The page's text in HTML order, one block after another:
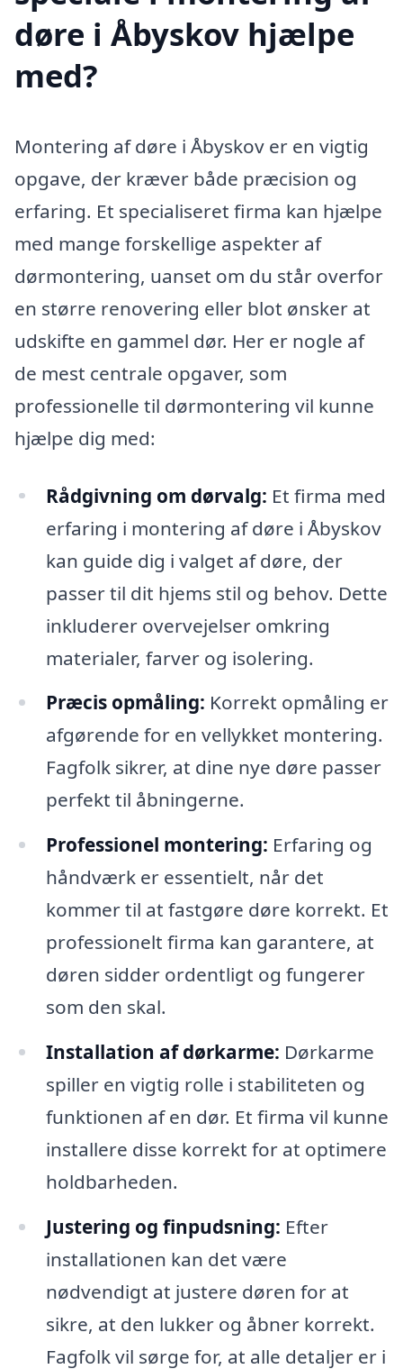
døre i Åbyskov hjælpe
med?
Montering af døre i Åbyskov er en vigtig
opgave, der kræver både præcision og
erfaring. Et specialiseret firma kan hjælpe
med mange forskellige aspekter af
dørmontering, uanset om du står overfor
en større renovering eller blot ønsker at
udskifte en gammel dør. Her er nogle af
de mest centrale opgaver, som
professionelle til dørmontering vil kunne
hjælpe dig med:
Rådgivning om dørvalg: Et firma med
erfaring i montering af døre i Åbyskov
kan guide dig i valget af døre, der
passer til dit hjems stil og behov. Dette
inkluderer overvejelser omkring
materialer, farver og isolering.
Præcis opmåling: Korrekt opmåling er
afgørende for en vellykket montering.
Fagfolk sikrer, at dine nye døre passer
perfekt til åbningerne.
Professionel montering: Erfaring og
håndværk er essentielt, når det
kommer til at fastgøre døre korrekt. Et
professionelt firma kan garantere, at
døren sidder ordentligt og fungerer
som den skal.
Installation af dørkarme: Dørkarme
spiller en vigtig rolle i stabiliteten og
funktionen af en dør. Et firma vil kunne
installere disse korrekt for at optimere
holdbarheden.
Justering og finpudsning: Efter
installationen kan det være
nødvendigt at justere døren for at
sikre, at den lukker og åbner korrekt.
Fagfolk vil sørge for, at alle detaljer er i